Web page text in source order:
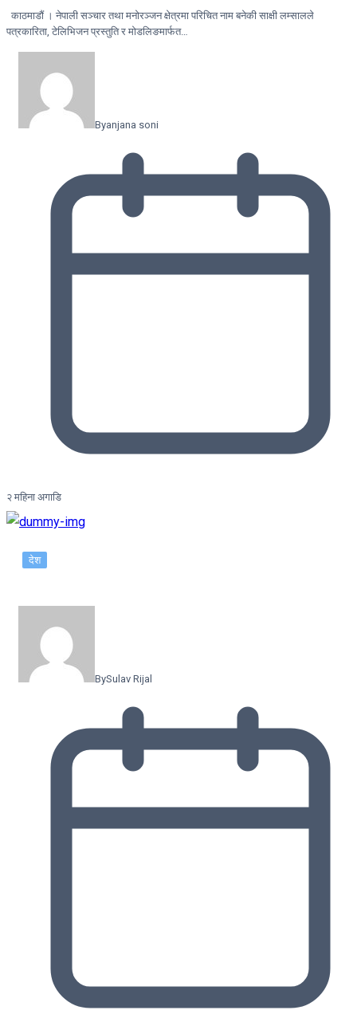
काठमाडौं । नेपाली सञ्चार तथा मनोरञ्जन क्षेत्रमा परिचित नाम बनेकी साक्षी लम्सालले
पत्रकारिता, टेलिभिजन प्रस्तुति र मोडलिङमार्फत…
Byanjana soni
२ महिना अगाडि
देश
BySulav Rijal